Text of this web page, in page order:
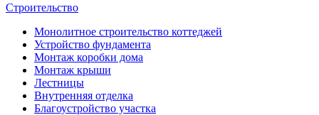
Строительство
Монолитное строительство коттеджей
Устройство фундамента
Монтаж коробки дома
Монтаж крыши
Лестницы
Внутренняя отделка
Благоустройство участка